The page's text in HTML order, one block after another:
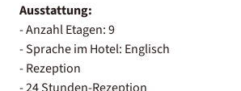
Ausstattung:
- Anzahl Etagen: 9
- Sprache im Hotel: Englisch
- Rezeption